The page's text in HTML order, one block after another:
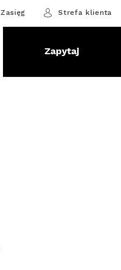
Zasięg Strefa klienta
Zapytaj